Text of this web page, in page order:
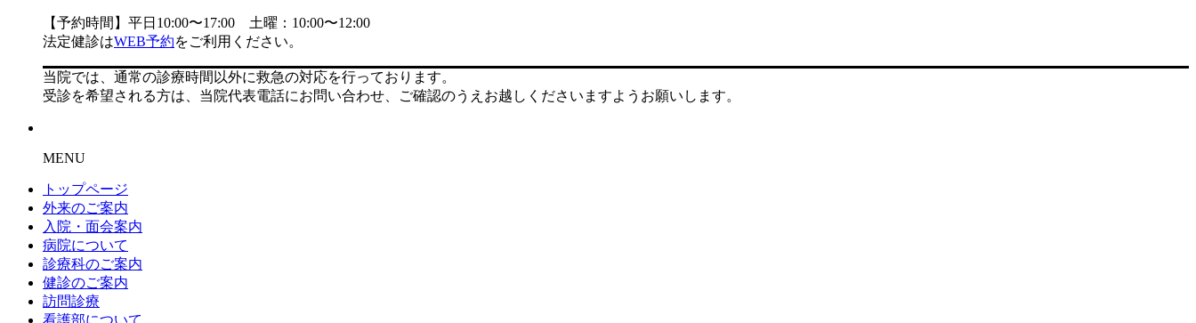
【予約時間】平日10:00〜17:00 土曜：10:00〜12:00
法定健診はWEB予約をご利用ください。
当院では、通常の診療時間以外に救急の対応を行っております。
受診を希望される方は、当院代表電話にお問い合わせ、ご確認のうえお越しくださいますようお願いします。
MENU
トップページ
外来のご案内
入院・面会案内
病院について
診療科のご案内
健診のご案内
訪問診療
看護部について